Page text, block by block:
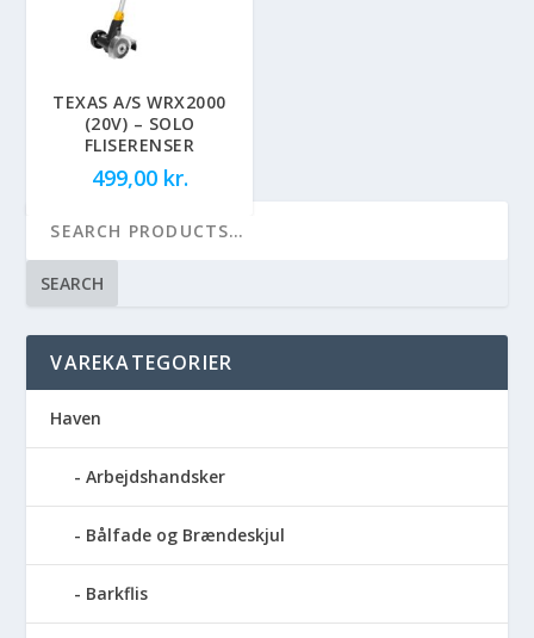
TEXAS A/S WRX2000
(20V) – SOLO
FLISERENSER
499,00 kr.
SEARCH
VAREKATEGORIER
Haven
Arbejdshandsker
Bålfade og Brændeskjul
Barkflis